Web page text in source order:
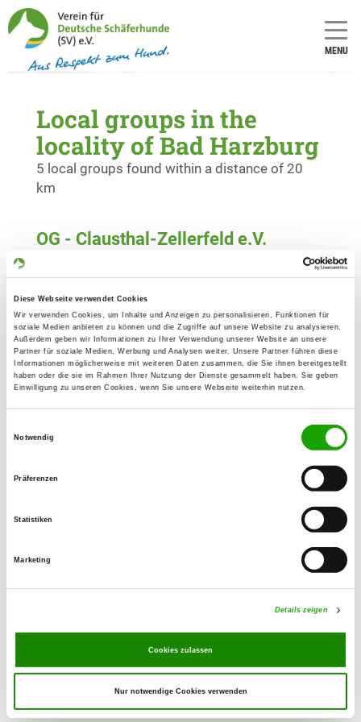
Diese Webseite verwendet Cookies
Wir verwenden Cookies, um Inhalte und Anzeigen zu personalisieren, Funktionen für
soziale Medien anbieten zu können und die Zugriffe auf unsere Website zu analysieren.
Außerdem geben wir Informationen zu Ihrer Verwendung unserer Website an unsere
Partner für soziale Medien, Werbung und Analysen weiter. Unsere Partner führen diese
Informationen möglicherweise mit weiteren Daten zusammen, die Sie ihnen bereitgestellt
haben oder die sie im Rahmen Ihrer Nutzung der Dienste gesammelt haben. Sie geben
Einwilligung zu unseren Cookies, wenn Sie unsere Webseite weiterhin nutzen.
Notwendig
Präferenzen
Statistiken
Marketing
Details zeigen
Cookies zulassen
Nur notwendige Cookies verwenden
MENU
Local groups in the
locality of Bad Harzburg
5 local groups found within a distance of 20
km
OG - Clausthal-Zellerfeld e.V.
Details
38678 Clausthal-Zellerfeld
OG - Goslar e.V.
Details
Schützenallee
38640 Goslar
Details
Hopfenweg
OG - Vienenburg e.V.
Details